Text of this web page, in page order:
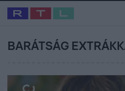
Legfrissebb RTL Híradó
Babits Marcella
BARÁTSÁG